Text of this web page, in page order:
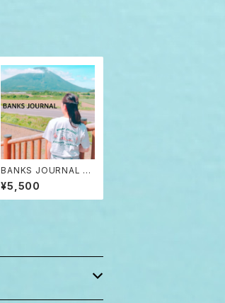
BANKS JOURNAL T
シャツ mountain yac
ht bird バンクス ジャ
ーナル
¥5,500